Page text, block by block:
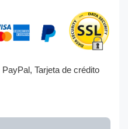
PayPal, Tarjeta de crédito